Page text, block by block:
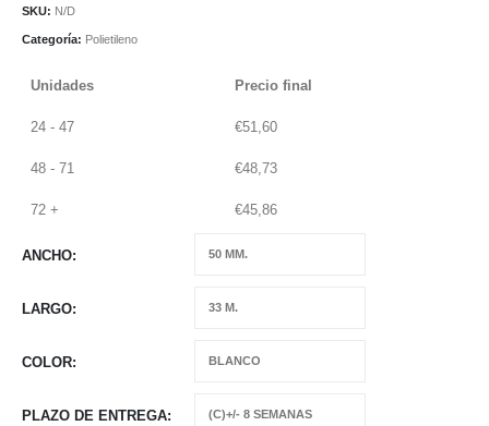
SKU: N/D
Categoría: Polietileno
Unidades Precio final
24 - 47 €51,60
48 - 71 €48,73
72 + €45,86
ANCHO
LARGO
COLOR
PLAZO DE ENTREGA